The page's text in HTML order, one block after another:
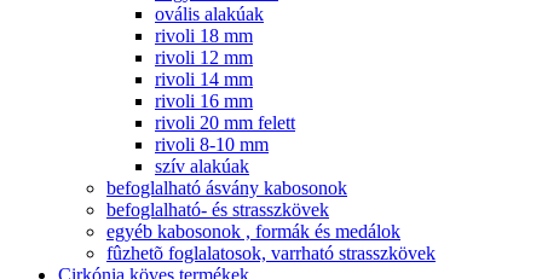
ovális alakúak
rivoli 18 mm
rivoli 12 mm
rivoli 14 mm
rivoli 16 mm
rivoli 20 mm felett
rivoli 8-10 mm
szív alakúak
befoglalható ásvány kabosonok
befoglalható- és strasszkövek
egyéb kabosonok , formák és medálok
fûzhetõ foglalatosok, varrható strasszkövek